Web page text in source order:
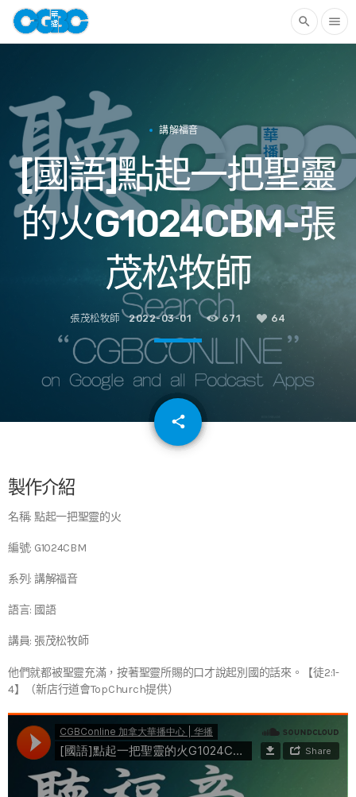
search menu
講解福音
[國語]點起一把聖靈
的火G1024CBM-張
茂松牧師
張茂松牧師 2022-03-01 671 64
share
email
製作介紹
名稱: 點起一把聖靈的火
編號: G1024CBM
系列: 講解福音
語言: 國語
講員: 張茂松牧師
他們就都被聖靈充滿，按著聖靈所賜的口才說起別國的話來。【徒2:1-
4】（新店行道會TopChurch提供）